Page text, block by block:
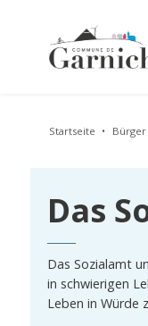
Startseite Bürger
Das
Das Sozialamt
in schwierigen
Leben in Würde